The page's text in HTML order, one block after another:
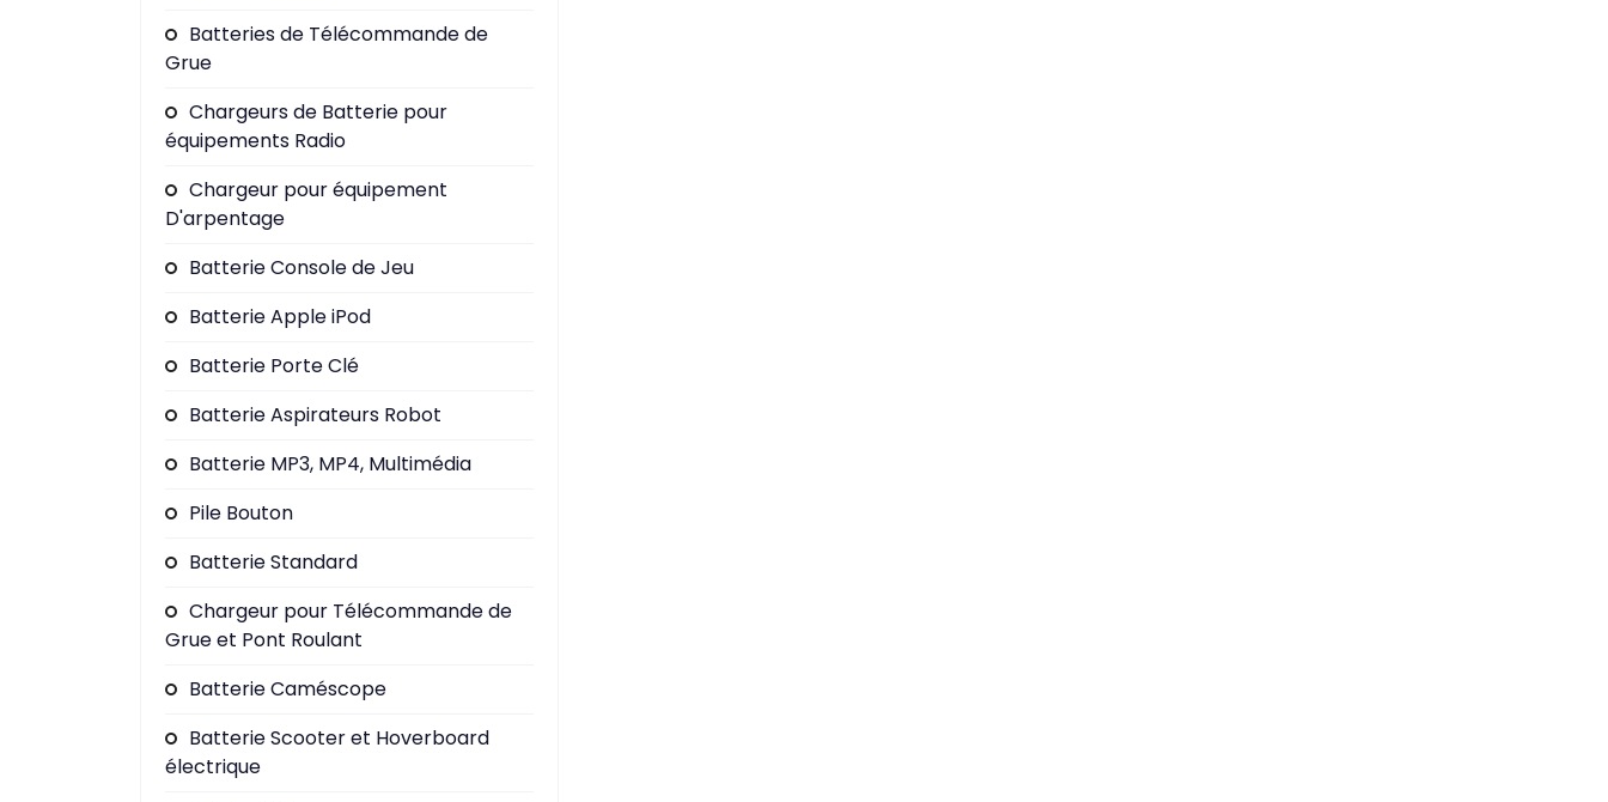
Batteries de Télécommande de
Grue
Chargeurs de Batterie pour
équipements Radio
Chargeur pour équipement
D'arpentage
Batterie Console de Jeu
Batterie Apple iPod
Batterie Porte Clé
Batterie Aspirateurs Robot
Batterie MP3, MP4, Multimédia
Pile Bouton
Batterie Standard
Chargeur pour Télécommande de
Grue et Pont Roulant
Batterie Caméscope
Batterie Scooter et Hoverboard
électrique